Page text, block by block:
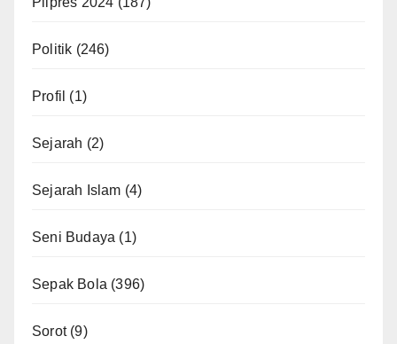
Politik (246)
Profil (1)
Sejarah (2)
Sejarah Islam (4)
Seni Budaya (1)
Sepak Bola (396)
Sorot(9)